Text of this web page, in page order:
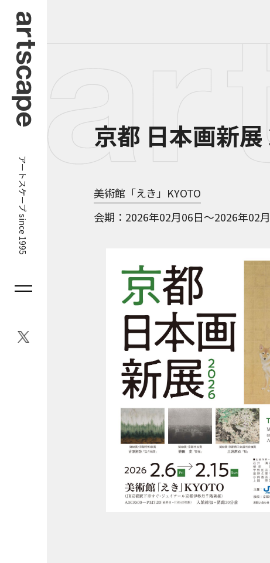
アートスケープ since 1995
京都 日本画新
美術館「えき」KYOTO
会期
2026年02月06日～2026年02